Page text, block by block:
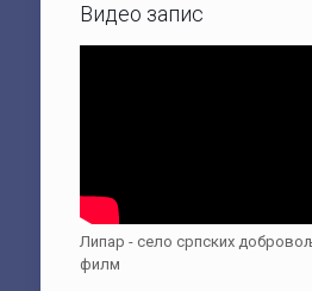
Видео запис
Липар - село српских
филм